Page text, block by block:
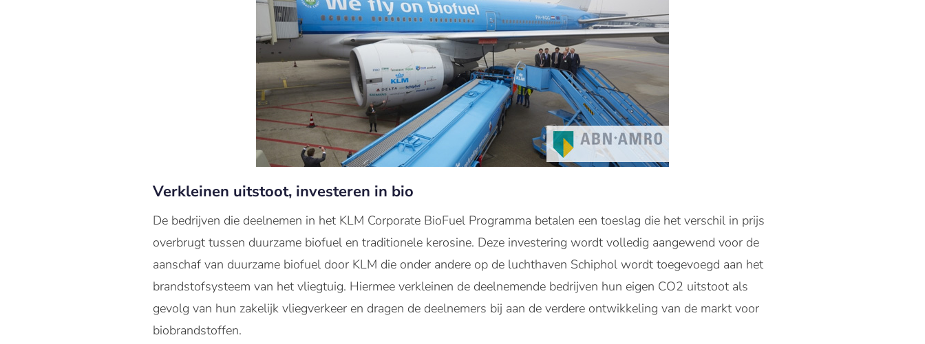
Verkleinen uitstoot, investeren in bio
De bedrijven die deelnemen in het KLM Corporate BioFuel Programma betalen een toeslag die het verschil in prijs
overbrugt tussen duurzame biofuel en traditionele kerosine. Deze investering wordt volledig aangewend voor de
aanschaf van duurzame biofuel door KLM die onder andere op de luchthaven Schiphol wordt toegevoegd aan het
brandstofsysteem van het vliegtuig. Hiermee verkleinen de deelnemende bedrijven hun eigen CO2 uitstoot als
gevolg van hun zakelijk vliegverkeer en dragen de deelnemers bij aan de verdere ontwikkeling van de markt voor
biobrandstoffen.